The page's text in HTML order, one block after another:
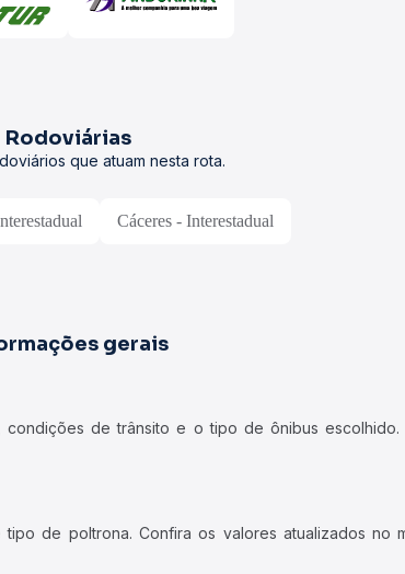
Rodoviárias
que atuam nesta rota.
Cáceres - Interestadual
gerais
de trânsito e o tipo de ônibus escolhido.
de poltrona. Confira os valores atualizados no